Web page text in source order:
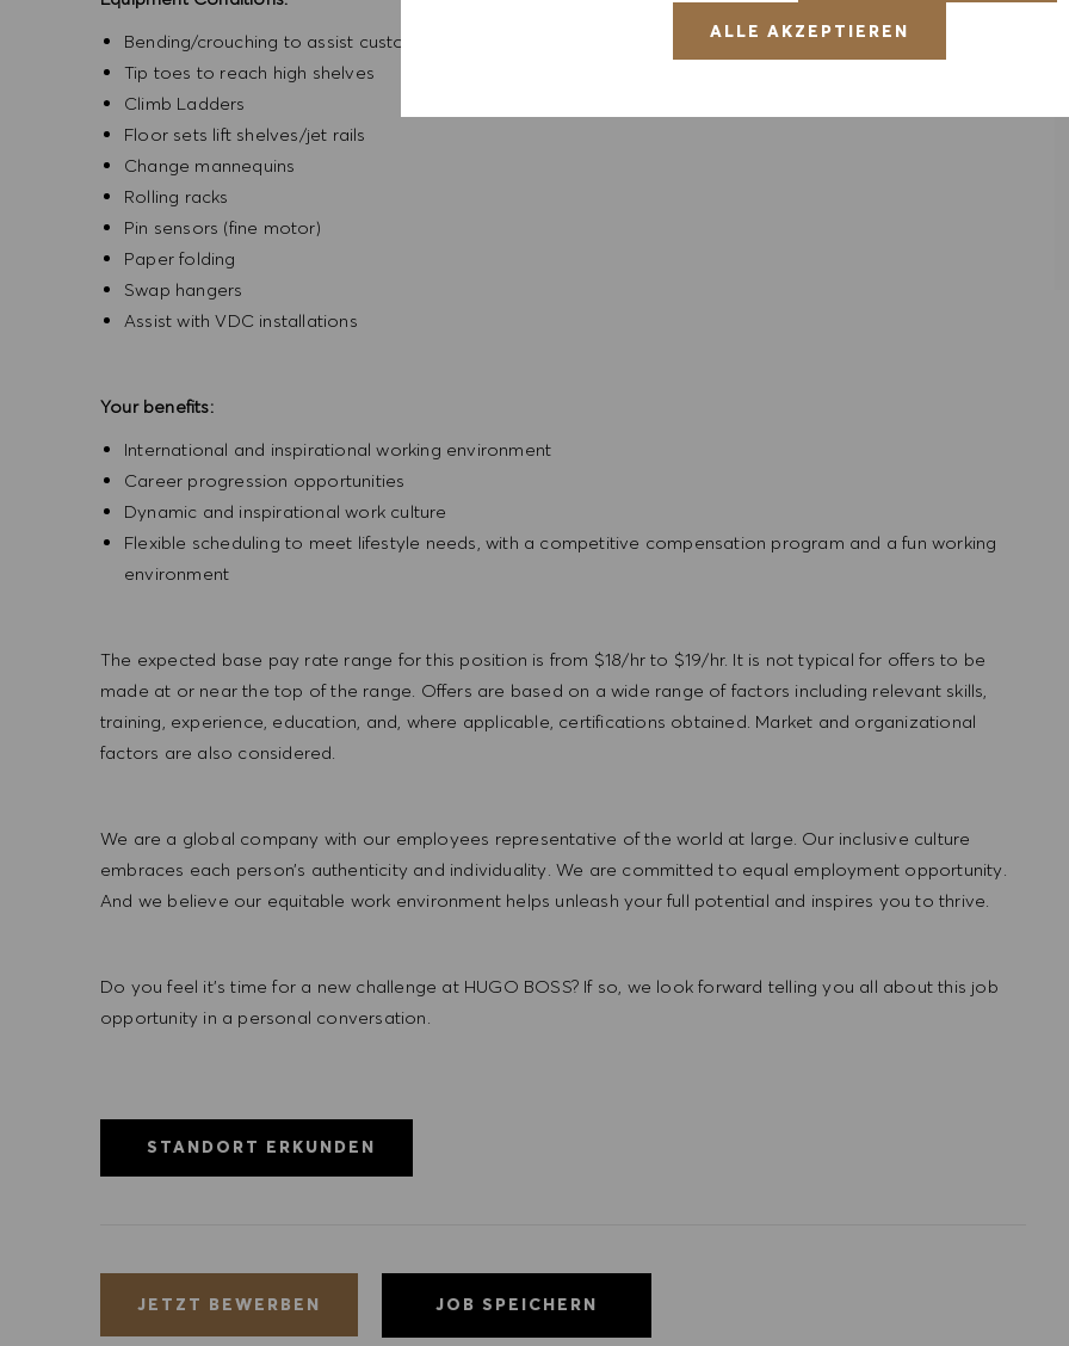
ALLE AKZEPTIEREN
Bending/crouching to assist customers with shoes and reach low drawers
Tip toes to reach high shelves
Climb Ladders
Floor sets lift shelves/jet rails
Change mannequins
Rolling racks
Pin sensors (fine motor)
Paper folding
Swap hangers
Assist with VDC installations
Your benefits:
International and inspirational working environment
Career progression opportunities
Dynamic and inspirational work culture
Flexible scheduling to meet lifestyle needs, with a competitive compensation program and a fun working
environment
The expected base pay rate range for this position is from $18/hr to $19/hr. It is not typical for offers to be
made at or near the top of the range. Offers are based on a wide range of factors including relevant skills,
training, experience, education, and, where applicable, certifications obtained. Market and organizational
factors are also considered.
We are a global company with our employees representative of the world at large. Our inclusive culture
embraces each person’s authenticity and individuality. We are committed to equal employment opportunity.
And we believe our equitable work environment helps unleash your full potential and inspires you to thrive.
Do you feel it’s time for a new challenge at HUGO BOSS? If so, we look forward telling you all about this job
opportunity in a personal conversation.
STANDORT ERKUNDEN
JETZT BEWERBEN JOB SPEICHERN